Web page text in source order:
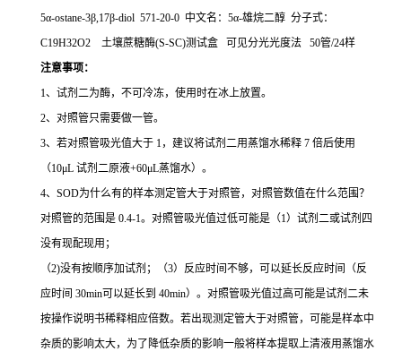
5α-ostane-3β,17β-diol 571-20-0 中文名：5α-雄烷二醇 分子式：
C19H32O2 土壤蔗糖酶(S-SC)测试盒 可见分光光度法 50管/24样
注意事项：
1、试剂二为酶，不可冷冻，使用时在冰上放置。
2、对照管只需要做一管。
3、若对照管吸光值大于 1，建议将试剂二用蒸馏水稀释 7 倍后使用
（10μL 试剂二原液+60μL蒸馏水）。
4、SOD为什么有的样本测定管大于对照管，对照管数值在什么范围？
对照管的范围是 0.4-1。对照管吸光值过低可能是（1）试剂二或试剂四
没有现配现用；
（2)没有按顺序加试剂；（3）反应时间不够，可以延长反应时间（反
应时间 30min可以延长到 40min）。对照管吸光值过高可能是试剂二未
按操作说明书稀释相应倍数。若出现测定管大于对照管，可能是样本中
杂质的影响太大，为了降低杂质的影响一般将样本提取上清液用蒸馏水